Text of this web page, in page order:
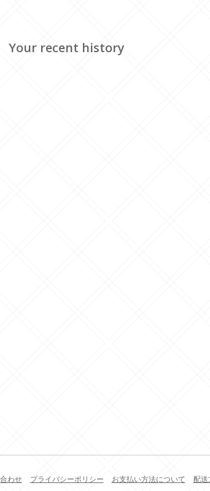
Your recent history
わせ プライバシーポリシー お支払い方法について 配送